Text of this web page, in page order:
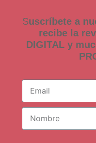
Suscríbete a
recibe la
DIGITAL y